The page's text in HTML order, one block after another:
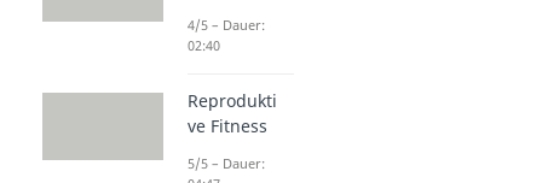
4/5 – Dauer:
02:40
Reprodukti
ve Fitness
5/5 – Dauer: